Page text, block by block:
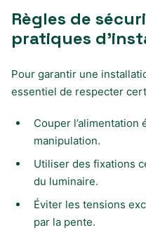
Règles de
pratiques
Pour garantir une
essentiel de respecter
Couper
manipulation.
Utiliser des fixations
du luminaire.
Éviter les tensions
par la pente.